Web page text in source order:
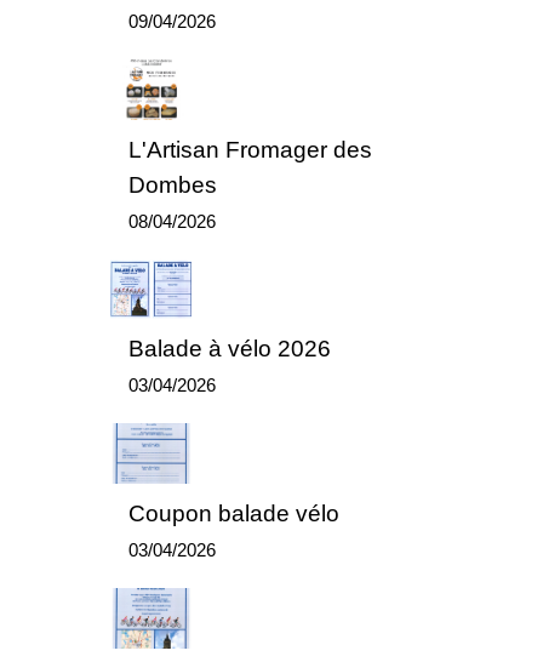
09/04/2026
L'Artisan Fromager des
Dombes
08/04/2026
Balade à vélo 2026
03/04/2026
Coupon balade vélo
03/04/2026